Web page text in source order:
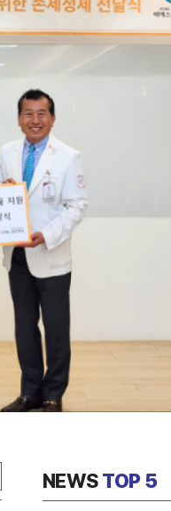
NEWSTOP 5